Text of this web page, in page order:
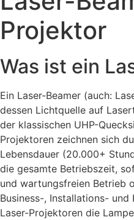
Projektor
Was ist ein
Ein Laser-Beamer (auch:
dessen Lichtquelle auf
der klassischen UHP-
Projektoren zeichnen sich
Lebensdauer (20.000+
die gesamte Betriebszeit,
und wartungsfreien Betrieb
Business-, Installations-
Laser-Projektoren die